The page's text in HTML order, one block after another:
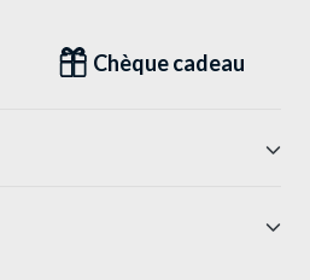
Chèque cadeau